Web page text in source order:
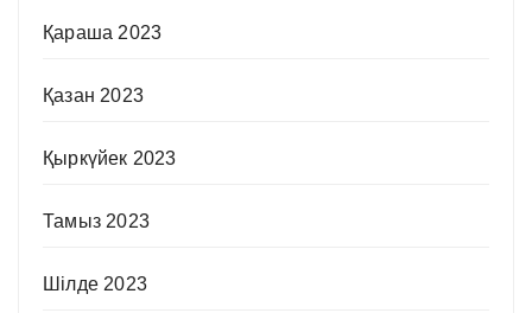
Қараша 2023
Қазан 2023
Қыркүйек 2023
Тамыз 2023
Шілде 2023